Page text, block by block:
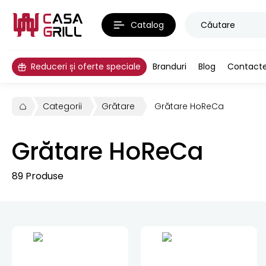
Catalog
Reduceri și oferte speciale Branduri Blog
Categorii Grătare Grătare HoReCa
Grătare HoReCa
89 Produse